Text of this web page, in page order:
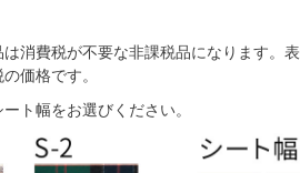
消費税が不要な非課税品になります。
価格です。
ト幅をお選びください。